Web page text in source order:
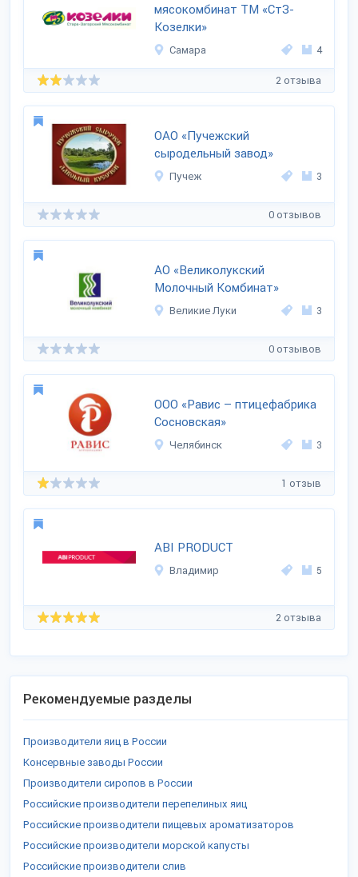
мясокомбинат ТМ «СтЗ-
Козелки»
Самара 4
2 отзыва
ОАО «Пучежский
сыродельный завод»
Пучеж 3
0 отзывов
АО «Великолукский
Молочный Комбинат»
Великие Луки 3
0 отзывов
ООО «Равис – птицефабрика
Сосновская»
Челябинск 3
1 отзыв
ABI PRODUCT
Владимир 5
2 отзыва
Рекомендуемые разделы
Производители яиц в России
Консервные заводы России
Производители сиропов в России
Российские производители перепелиных яиц
Российские производители пищевых ароматизаторов
Российские производители морской капусты
Российские производители слив